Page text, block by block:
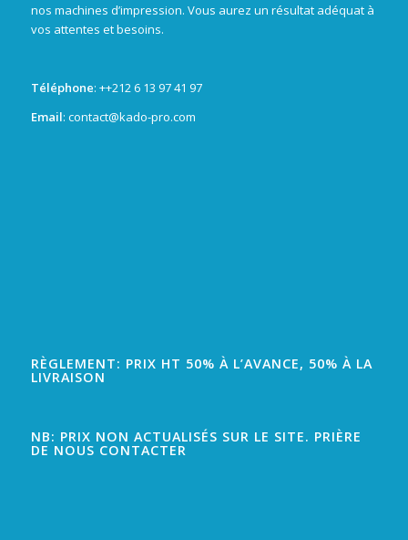
nos machines d’impression. Vous aurez un résultat adéquat à
vos attentes et besoins.
Téléphone: ++212 6 13 97 41 97
Email: contact@kado-pro.com
RÈGLEMENT: PRIX HT 50% À L’AVANCE, 50% À LA
LIVRAISON
NB: PRIX NON ACTUALISÉS SUR LE SITE. PRIÈRE
DE NOUS CONTACTER